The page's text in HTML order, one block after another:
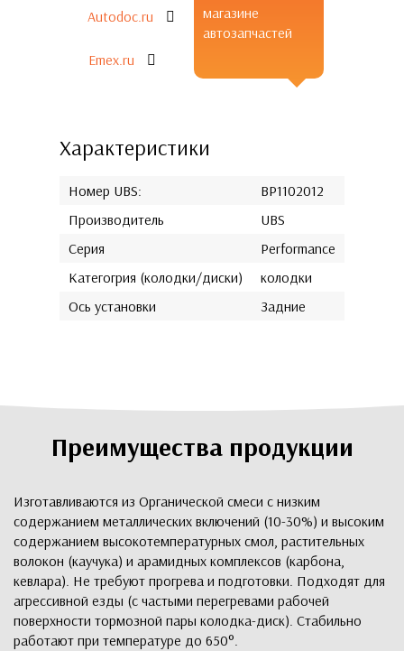
Характеристики
Номер UBS:
BP1102012
Производитель
UBS
Серия
Performance
Категогрия (колодки/диски)
колодки
Ось установки
Задние
магазине
автозапчастей
Autodoc.ru
Emex.ru
Преимущества продукции
Изготавливаются из Органической смеси с низким
содержанием металлических включений (10-30%) и высоким
содержанием высокотемпературных смол, растительных
волокон (каучука) и арамидных комплексов (карбона,
кевлара). Не требуют прогрева и подготовки. Подходят для
агрессивной езды (с частыми перегревами рабочей
поверхности тормозной пары колодка-диск). Стабильно
работают при температуре до 650°.